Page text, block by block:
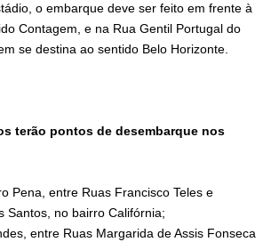
o embarque deve ser feito em frente à
Contagem, e na Rua Gentil Portugal do
se destina ao sentido Belo Horizonte.
terão pontos de desembarque nos
Pena, entre Ruas Francisco Teles e
Santos, no bairro Califórnia;
entre Ruas Margarida de Assis Fonseca